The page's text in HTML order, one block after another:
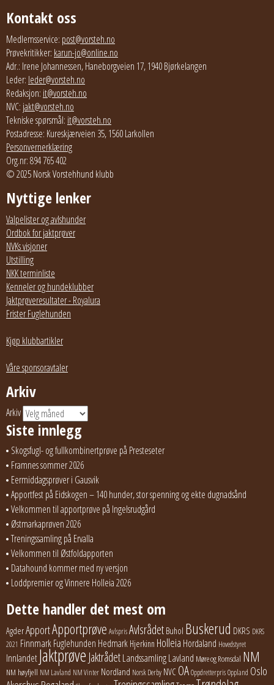
Kontakt oss
Medlemsservice: post@vorsteh.no
Prøvekritikker: karun-jo@online.no
Adr.: Irene Johannessen, Haneborgveien 17, 1940 Bjørkelangen
Leder: leder@vorsteh.no
Redaksjon: it@vorsteh.no
NVC: jakt@vorsteh.no
Tekniske spørsmål: it@vorsteh.no
Postadresse: Kureskjærveien 35, 1560 Larkollen
Personvernerklæring
Org.nr: 894 765 402
© 2025 Norsk Vorstehhund klubb
Nyttige lenker
Valpelister og avlshunder
Ordbok for jaktprøver
NVKs visjoner
Utstilling
NKK terminliste
Kenneler og hundeklubber
Jaktprøveresultater - Royalura
Frister Fuglehunden
Kjøp klubbartikler
Våre sponsoravtaler
Arkiv
Arkiv
Siste innlegg
Skogsfugl- og fullkombinertprøve på Presteseter
Framnes sommer 2026
Eermiddagsprøver i Gausvik
Apportfest på Eidskogen – 140 hunder, stor spenning og ekte dugnadsånd
Velkommen til apportprøve på Ingelsrudgård
Østmarkaprøven 2026
Treningssamling på Ervalla
Velkommen til Østfoldapporten
Datahound kommer med ny versjon
Loddpremier og Vinnere Holleia 2026
Dette handler det mest om
AgderApportApportprøve AvlsprisAvlsrådet Buhol Buskerud DKRS DKRS
2021 FinnmarkFuglehunden Hedmark Hjerkinn Holleia Hordaland Hovedstyret
InnlandetJaktprøve JaktrådetLandssamlingLavland Møre og Romsdal NM
NM høyfjell NM Lavland NM Vinter Nordland Norsk Derby NVC OAOppdretterprisOppland Oslo